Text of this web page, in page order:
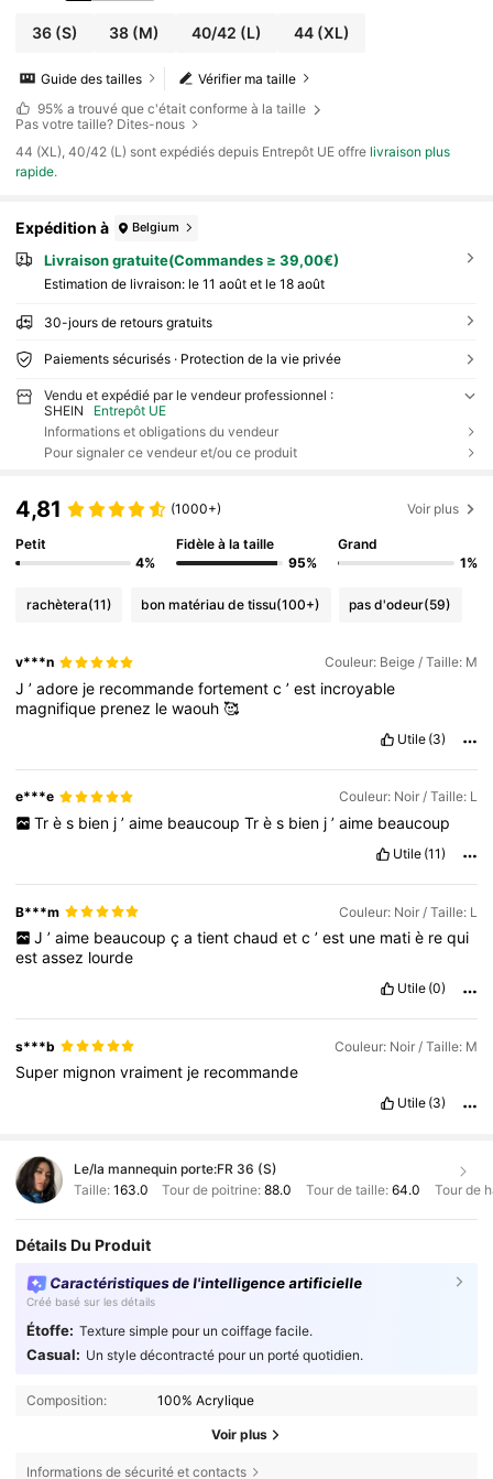
36(S) 38 (M) 40/42 (L) 44(XL)
Vérifier ma taille
Guide des tailles
95% a trouvé que c'était conforme à la taille
Pas votre taille? Dites-nous
​44 (XL), 40/42 (L) sont expédiés depuis Entrepôt UE offre livraison plus
rapide.
Expédition à Belgium
Livraison gratuite(Commandes ≥ 39,00€)
Estimation de livraison: le 11 août et le 18 août
30-jours de retours gratuits
Paiements sécurisés · Protection de la vie privée
Vendu et expédié par le vendeur professionnel :
SHEIN
Entrepôt UE
Informations et obligations du vendeur
Pour signaler ce vendeur et/ou ce produit
4,81 (1000+) Voir plus
Petit
4%
Fidèle à la taille
95%
Grand
1%
rachètera(11) bon matériau de tissu(100+) pas d'odeur(59)
v***n Couleur: Beige / Taille: M
J’adore je recommandefortementc’est incroyable
magnifique prenez lewaouh🥰
Utile (3)
e***e Couleur: Noir / Taille: L
Tr è s bien j ’ aime beaucoup Tr è s bien j ’ aime beaucoup
Utile (11)
B***m Couleur: Noir / Taille: L
J ’ aime beaucoup ç a tient chaud et c ’ est une mati è re qui
estassez lourde
Utile (0)
s***b Couleur: Noir / Taille: M
Super mignonvraiment je recommande
Utile (3)
Le/la mannequin porte:FR 36 (S)
Taille: 163.0 Tour de poitrine:88.0 Tour de taille: 64.0 Tour de
Détails Du Produit
Caractéristiques de l'intelligence artificielle
Créé basé sur les détails
Étoffe: Texture simple pour un coiffage facile.
Casual: Un style décontracté pour un porté quotidien.
Composition: 100% Acrylique
Voir plus
Informations de sécurité et contacts